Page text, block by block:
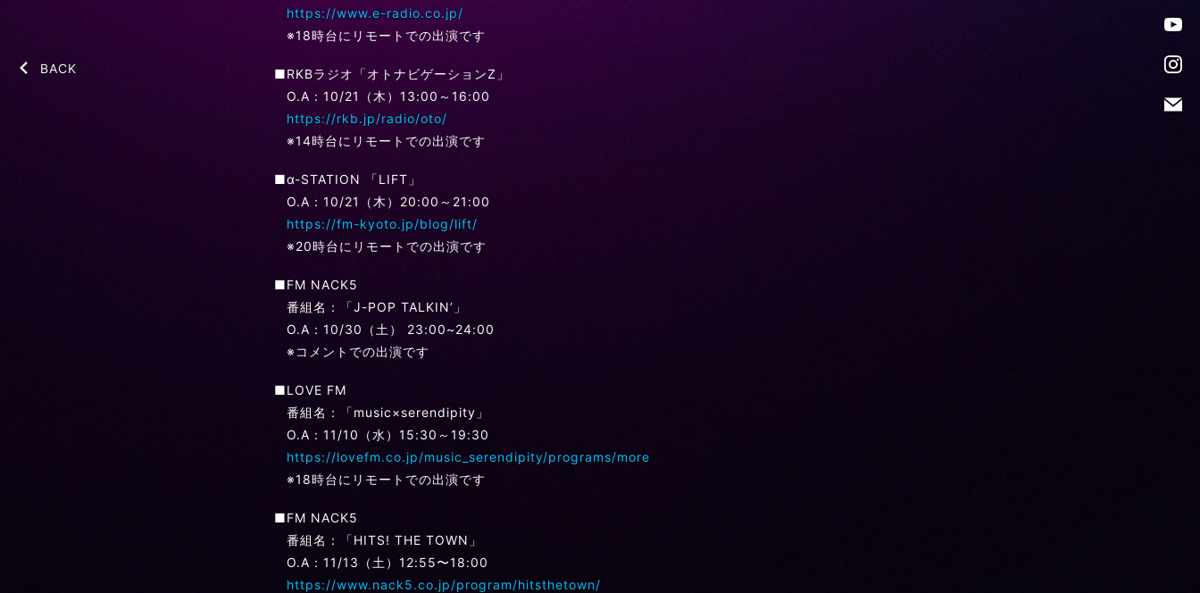
https://www.e-radio.co.jp/
※18時台にリモートでの出演です
■RKBラジオ「オトナビゲーションZ」
O.A：10/21（木）13:00～16:00
https://rkb.jp/radio/oto/
※14時台にリモートでの出演です
■α-STATION 「LIFT」
O.A：10/21（木）20:00～21:00
https://fm-kyoto.jp/blog/lift/
※20時台にリモートでの出演です
■FM NACK5
番組名：「J-POP TALKIN’」
O.A：10/30（土） 23:00~24:00
※コメントでの出演です
■LOVE FM
番組名：「music×serendipity」
O.A：11/10（水）15:30～19:30
https://lovefm.co.jp/music_serendipity/programs/more
※18時台にリモートでの出演です
■FM NACK5
番組名：「HITS! THE TOWN」
O.A：11/13（土）12:55〜18:00
https://www.nack5.co.jp/program/hitsthetown/
BACK